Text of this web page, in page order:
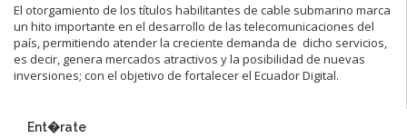
El otorgamiento de los títulos habilitantes de cable submarino marca
un hito importante en el desarrollo de las telecomunicaciones del
país, permitiendo atender la creciente demanda de dicho servicios,
es decir, genera mercados atractivos y la posibilidad de nuevas
inversiones; con el objetivo de fortalecer el Ecuador Digital.
Ent�rate